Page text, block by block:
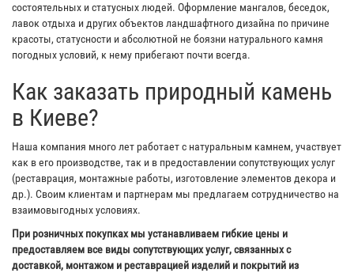
состоятельных и статусных людей. Оформление мангалов, беседок,
лавок отдыха и других объектов ландшафтного дизайна по причине
красоты, статусности и абсолютной не боязни натурального камня
погодных условий, к нему прибегают почти всегда.
Как заказать природный камень
в Киеве?
Наша компания много лет работает с натуральным камнем, участвует
как в его производстве, так и в предоставлении сопутствующих услуг
(реставрация, монтажные работы, изготовление элементов декора и
др.). Своим клиентам и партнерам мы предлагаем сотрудничество на
взаимовыгодных условиях.
При розничных покупках мы устанавливаем гибкие цены и
предоставляем все виды сопутствующих услуг, связанных с
доставкой, монтажом и реставрацией изделий и покрытий из